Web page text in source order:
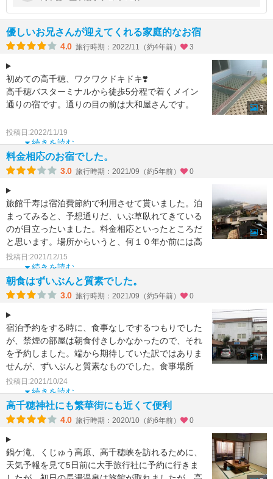
に観光に行けたので助かりま
優しいお兄さんが迎えてくれる家庭的なお宿
4.0 旅行時期：2022/11（約4年前） 3
初めての高千穂、ワクワクドキドキ❣️
高千穂バスターミナルから徒歩5分程で着くメイン
通りの宿です。通りの目の前は大和屋さんです。
少し早めに宿に入り、荷物を預けて、歩き回りまし
たが、16時半頃
続きを読む
投稿日:2022/11/19
3
料金相応のお宿でした。
3.0 旅行時期：2021/09（約5年前） 0
旅館千寿は宿泊費節約で利用させて貰いました。泊
まってみると、予想通りだ、いぶ草臥れてきている
のが目立ったいました。料金相応といったところだ
と思います。場所からいうと、何１０年か前には高
千穂の町の中で、
続きを読む
投稿日:2021/12/15
1
朝食はずいぶんと質素でした。
3.0 旅行時期：2021/09（約5年前） 0
宿泊予約をする時に、食事なしでするつもりでした
が、禁煙の部屋は朝食付きしかなかったので、それ
を予約しました。端から期待していた訳ではありま
せんが、ずいぶんと質素なものでした。食事場所
も、昔には館内のバ
続きを読む
投稿日:2021/10/24
1
高千穂神社にも繁華街にも近くて便利
4.0 旅行時期：2020/10（約6年前） 0
鍋ケ滝、くじゅう高原、高千穂峡を訪れるために、
天気予報を見て5日前に大手旅行社に予約に行きま